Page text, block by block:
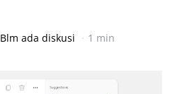
Blm ada diskusi 1 min